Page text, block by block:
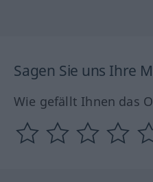
Sagen Sie uns Ihre
Wie gefällt Ihnen das